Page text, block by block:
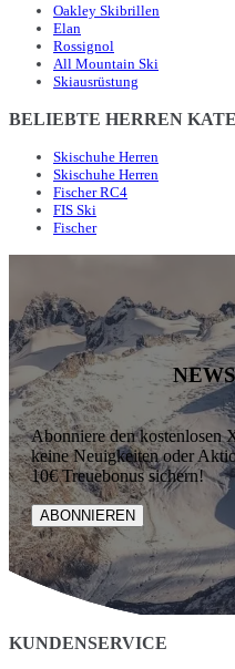
Oakley Skibrillen
Elan
Rossignol
All Mountain Ski
Skiausrüstung
BELIEBTE HERREN
Skischuhe Herren
Skischuhe Herren
Fischer RC4
FIS Ski
Fischer
Abonniere den kostenlosen
keine Neuigkeiten oder
10€ Treuebonus sichern!
ABONNIEREN
KUNDENSERVICE